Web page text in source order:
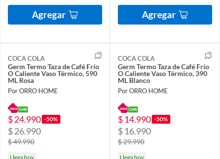
Agregar Agregar
COCA COLA
Germ Termo Taza de Café Frío
O Caliente Vaso Térmico, 590
ML Rosa
Por ORRO HOME
$ 24.990 -50%
$ 26.990
$ 49.990
Llega hoy
COCA COLA
Germ Termo Taza de Café Frío
O Caliente Vaso Térmico, 390
ML Blanco
Por ORRO HOME
$ 14.990 -50%
$ 16.990
$ 29.990
Llega hoy